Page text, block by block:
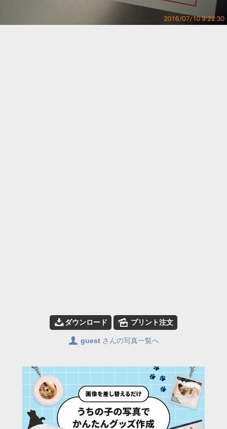
📥ダウンロード 🌄 プリント注文
👤 guest さんの写真一覧へ